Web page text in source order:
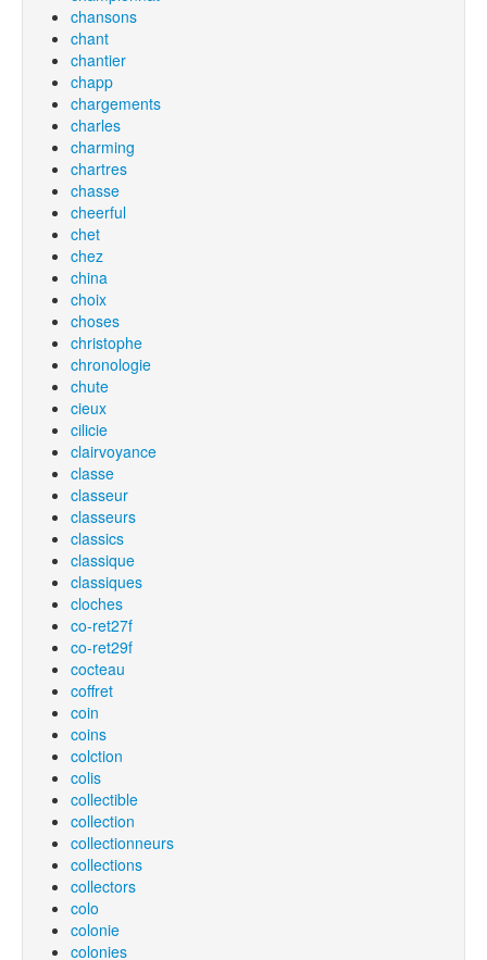
chansons
chant
chantier
chapp
chargements
charles
charming
chartres
chasse
cheerful
chet
chez
china
choix
choses
christophe
chronologie
chute
cieux
cilicie
clairvoyance
classe
classeur
classeurs
classics
classique
classiques
cloches
co-ret27f
co-ret29f
cocteau
coffret
coin
coins
colction
colis
collectible
collection
collectionneurs
collections
collectors
colo
colonie
colonies